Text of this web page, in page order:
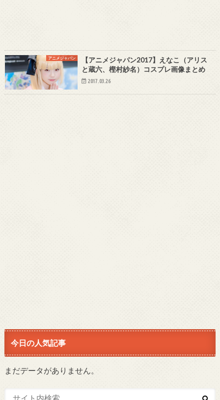
アニメジャパン
【アニメジャパン2017】えなこ（アリス
と蔵六、樫村紗名）コスプレ画像まとめ
2017.03.26
今日の人気記事
まだデータがありません。